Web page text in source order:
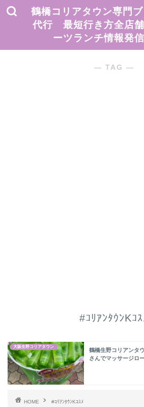
鶴橋コリアタウン専門
代行 最短行き方全店
ーツランチ情報発
― TAG ―
#ｺﾘｱﾝﾀｳﾝKｺｽ
大阪生野コリアタウン
鶴橋生野コリアンタ
さんでマッサージロ
HOME #ｺﾘｱﾝﾀｳﾝKｺｽﾒ